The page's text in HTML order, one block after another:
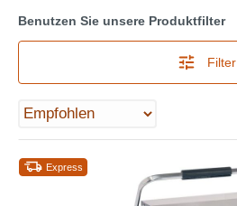
Benutzen Sie unsere Produktfilter
Filter
Express